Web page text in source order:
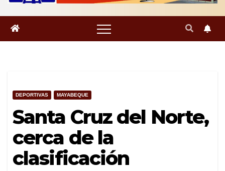
DEPORTIVAS MAYABEQUE
Santa Cruz del Norte,
cerca de la
clasificación